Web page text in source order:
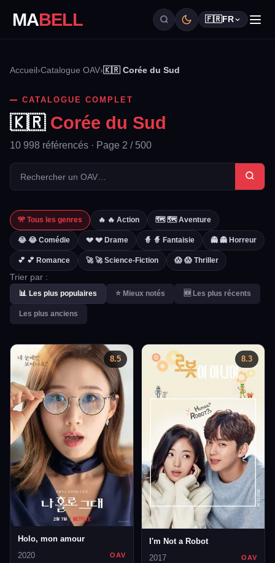
MABELL 🇫🇷 FR
Accueil ›Catalogue OAV›🇰🇷 Corée du Sud
CATALOGUE COMPLET
🇰🇷 Corée du Sud
10 998 référencés · Page 2 / 500
🎌 Tous les genres 🔥 🔥 Action 🗺️ 🗺️ Aventure
😂 😂 Comédie 💔 💔 Drame 🧙 🧙 Fantaisie 👻 👻 Horreur
💕 💕 Romance 🚀 🚀 Science-Fiction 😱 😱 Thriller
Trier par :
📊 Les plus populaires ⭐ Mieux notés 🆕 Les plus récents
Les plus anciens
8.5
Holo, mon amour
2020
OAV
8.3
I'm Not a Robot
2017
OAV